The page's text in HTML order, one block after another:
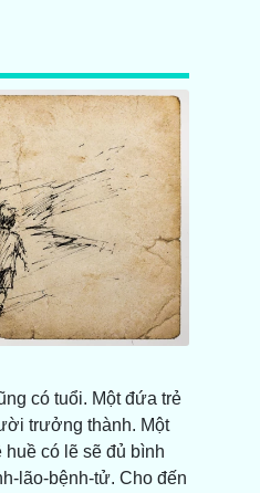
có tuổi. Một đứa trẻ
trưởng thành. Một
có lẽ sẽ đủ bình
lão-bệnh-tử. Cho đến